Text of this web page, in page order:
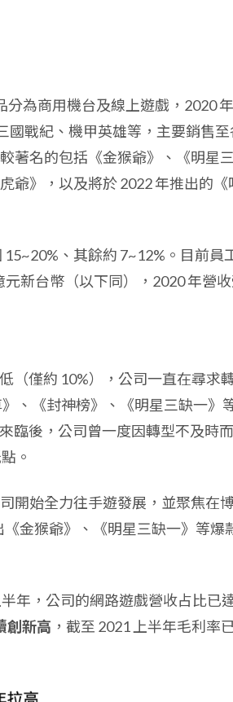
為商用機台及線上遊戲，2020
國戰紀、機甲英雄等，主要銷售
著名的包括《金猴爺》、《明星
爺》，以及將於 2022 年推出的《
、其餘約 7~12%。目前員
元新台幣（以下同），2020 年營
（僅約 10%），公司一直在尋求
、《封神榜》、《明星三缺一》
臨後，公司曾一度因轉型不及時
。
開始全力往手遊發展，並聚焦在
金猴爺》、《明星三缺一》等爆
年，公司的網路遊戲營收占比已
創新高 ，截至 2021 上半年毛利率